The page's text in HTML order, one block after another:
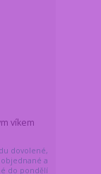
víkem
dovolené,
objednané a
do pondělí